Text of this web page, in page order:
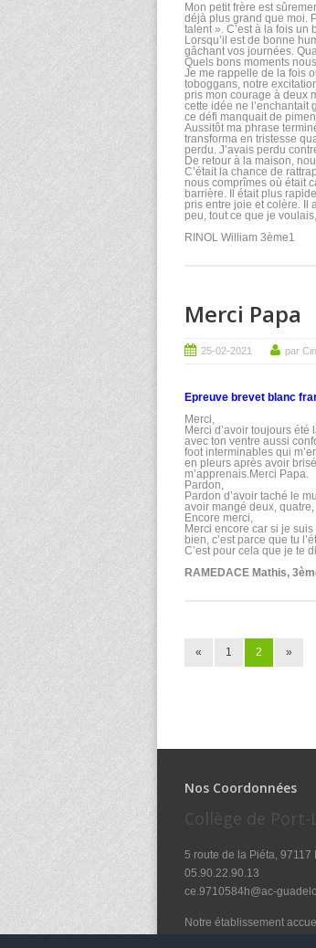
Mon petit frère est
déjà plus grand que moi.
talent ». C’est à la fois un
Lorsqu’il est de bonne
gâchant vos journées.
Quels bons moments
Je me rappelle de la fois
toboggans, notre
pris mon courage à deux
cette idée ne l’enchantait
ce défi manquait de
Aussitôt ma phrase
transforma en tristesse
perdu. J’avais perdu
De retour à la maison,
C’était la chance de
nous comprîmes où était
barrière. Il était plus
pris entre joie et colère. Il
peu, tout ce que je
RINOL William 3ème1
Merci Papa
25-02-2021 par
Epreuve brevet blanc
Merci,
Merci d’avoir toujours
avec ton ventre aussi
foot interminables qui
en pleurs après avoir
m’apprenais.Merci Papa.
Pardon,
Pardon d’avoir taché le
avoir mangé deux,
Encore merci,
Merci encore car si je
bien, c’est parce que tu
C’est pour cela que je te
RAMEDACE Mathis,
« 1 2 »
Nos Coordonnées
Collège de Port-
5 route de la Piéta, 97117
05.90.22.90.13
ce.9710584h@ac-
Notre établissement